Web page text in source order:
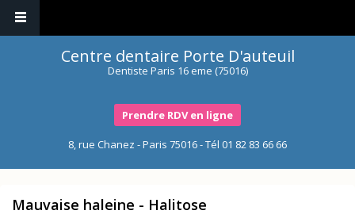
Centre dentaire Porte D'auteuil
Dentiste Paris 16 eme (75016)
Prendre RDV en ligne
8, rue Chanez - Paris 75016 - Tél 01 82 83 66 66
Mauvaise haleine - Halitose